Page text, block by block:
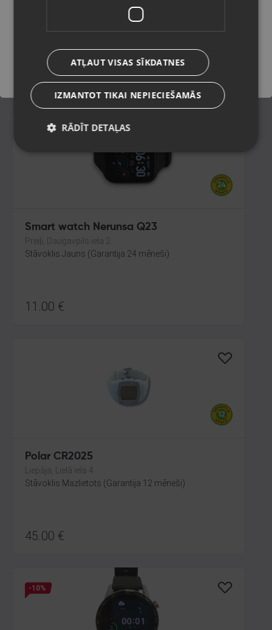
Stāvoklis Lietots (Garantija 6 mēneši)
60.00
2.73€/mēn.
Smart watch Nerunsa Q23
Preiļi, Daugavpils iela 2
Stāvoklis Jauns (Garantija 24 mēneši)
11.00 €
Polar CR2025
Liepāja, Lielā iela 4
Stāvoklis Mazlietots (Garantija 12 mēneši)
45.00 €
-10%
Saglabāt
ATĻAUT VISAS SĪKDATNES
IZMANTOT TIKAI NEPIECIEŠAMĀS
RĀDĪT DETAĻAS